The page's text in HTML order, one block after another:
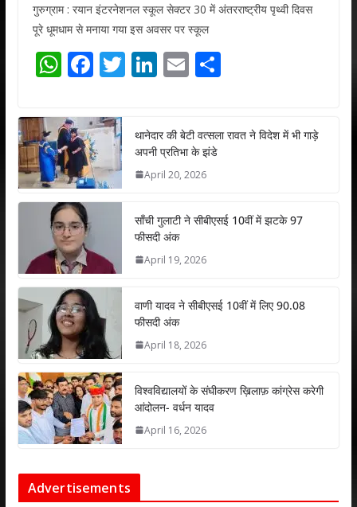
गुरुग्राम : रयान इंटरनेशनल स्कूल सेक्टर 30 में अंतरराष्ट्रीय पृथ्वी दिवस
पूरे धूमधाम से मनाया गया इस अवसर पर स्कूल
W
at
s
A
p
p
F
e
b
o
o
T
er
Li
e
dI
E
l
S
e
थानेदार की बेटी वत्सला रावत ने विदेश में भी गाड़े
अपनी प्रतिभा के झंडे
April 20, 2026
साँची गुलाटी ने सीबीएसई 10वीं में झटके 97
फीसदी अंक
April 19, 2026
वाणी यादव ने सीबीएसई 10वीं में लिए 90.08
फीसदी अंक
April 18, 2026
विश्वविद्यालयों के संघीकरण ख़िलाफ़ कांग्रेस करेगी
आंदोलन- वर्धन यादव
April 16, 2026
Advertisements